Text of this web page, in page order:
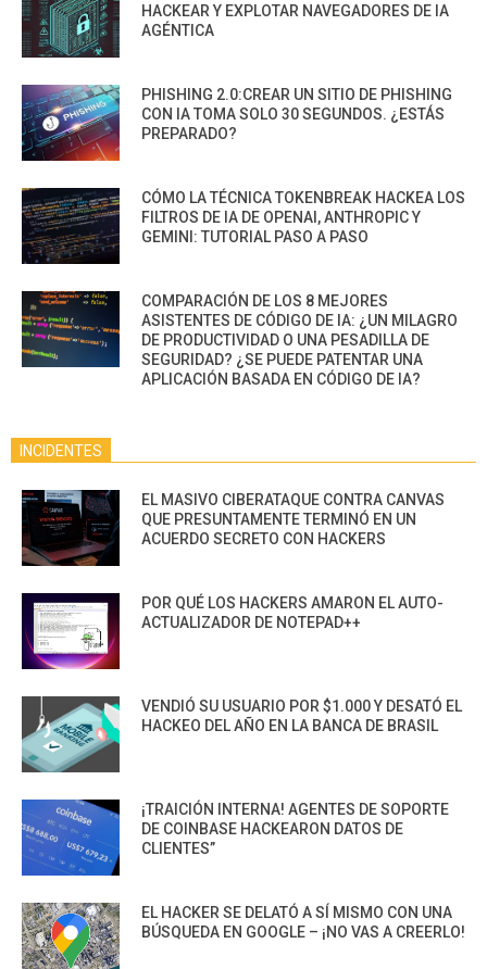
HACKEAR Y EXPLOTAR NAVEGADORES DE IA
AGÉNTICA
PHISHING 2.0:CREAR UN SITIO DE PHISHING
CON IA TOMA SOLO 30 SEGUNDOS. ¿ESTÁS
PREPARADO?
CÓMO LA TÉCNICA TOKENBREAK HACKEA LOS
FILTROS DE IA DE OPENAI, ANTHROPIC Y
GEMINI: TUTORIAL PASO A PASO
COMPARACIÓN DE LOS 8 MEJORES
ASISTENTES DE CÓDIGO DE IA: ¿UN MILAGRO
DE PRODUCTIVIDAD O UNA PESADILLA DE
SEGURIDAD? ¿SE PUEDE PATENTAR UNA
APLICACIÓN BASADA EN CÓDIGO DE IA?
INCIDENTES
EL MASIVO CIBERATAQUE CONTRA CANVAS
QUE PRESUNTAMENTE TERMINÓ EN UN
ACUERDO SECRETO CON HACKERS
POR QUÉ LOS HACKERS AMARON EL AUTO-
ACTUALIZADOR DE NOTEPAD++
VENDIÓ SU USUARIO POR $1.000 Y DESATÓ EL
HACKEO DEL AÑO EN LA BANCA DE BRASIL
¡TRAICIÓN INTERNA! AGENTES DE SOPORTE
DE COINBASE HACKEARON DATOS DE
CLIENTES”
EL HACKER SE DELATÓ A SÍ MISMO CON UNA
BÚSQUEDA EN GOOGLE – ¡NO VAS A CREERLO!